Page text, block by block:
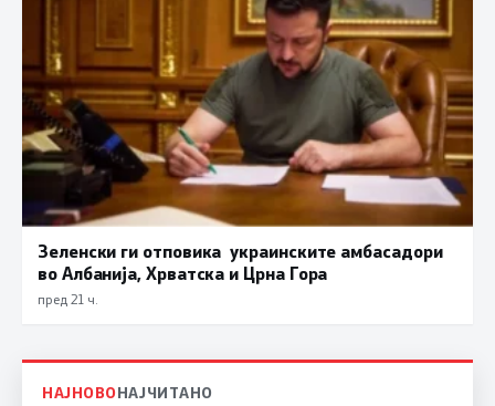
Зеленски ги отповика украинските амбасадори
во Албанија, Хрватска и Црна Гора
пред 21 ч.
НАЈНОВОНАЈЧИТАНО